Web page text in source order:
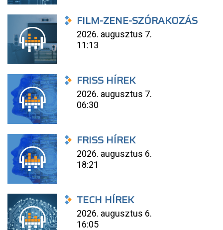
FILM-ZENE-SZÓRAKOZÁS
2026. augusztus 7.
11:13
FRISS HÍREK
2026. augusztus 7.
06:30
FRISS HÍREK
2026. augusztus 6.
18:21
TECH HÍREK
2026. augusztus 6.
16:05